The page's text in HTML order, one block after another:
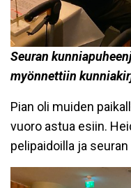
Seuran
myönnettiin
Pian oli muiden
vuoro astua esiin.
pelipaidoilla ja